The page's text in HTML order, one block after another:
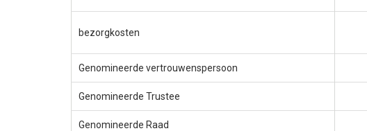
bezorgkosten
Genomineerde vertrouwenspersoon
Genomineerde Trustee
Genomineerde Raad